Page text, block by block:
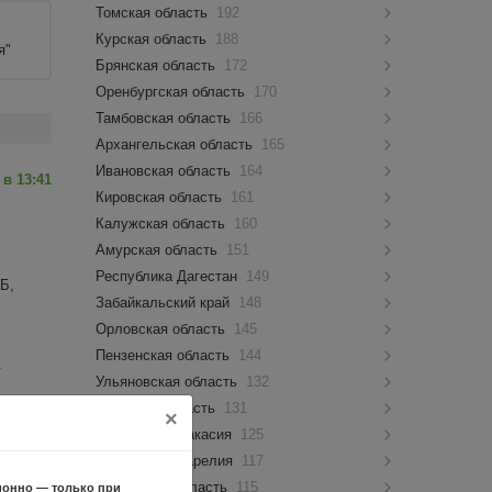
13:41
05:45
×
— только при
Томская область
192
Курская область
188
Брянская область
172
Оренбургская область
170
Тамбовская область
166
Архангельская область
165
Ивановская область
164
Кировская область
161
Калужская область
160
Амурская область
151
Республика Дагестан 149
Забайкальский край 148
Орловская область
145
Пензенская область
144
Ульяновская область
132
Липецкая область
131
Республика Хакасия
125
Республика Карелия
117
Курганская область
115